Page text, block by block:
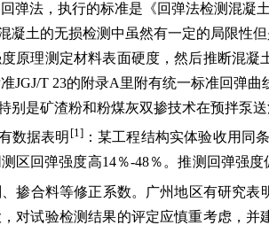
弹法，执行的标准是《回弹法检测混凝
凝土的无损检测中虽然有一定的局限性
原理测定材料表面硬度，然后推断混
JGJ/T 23的附录A里附有统一标准回弹曲
别是矿渣粉和粉煤灰双掺技术在预拌泵
数据表明 [1]：某工程结构实体验收用同
区回弹强度高14％-48％。推测回弹强
掺合料等修正系数。广州地区有研究表
对试验检测结果的评定应慎重考虑，